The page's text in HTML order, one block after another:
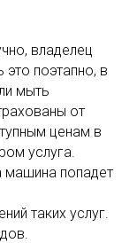
владелец
поэтапно, в
мыть
от
ценам в
услуга.
машина попадет
таких услуг.